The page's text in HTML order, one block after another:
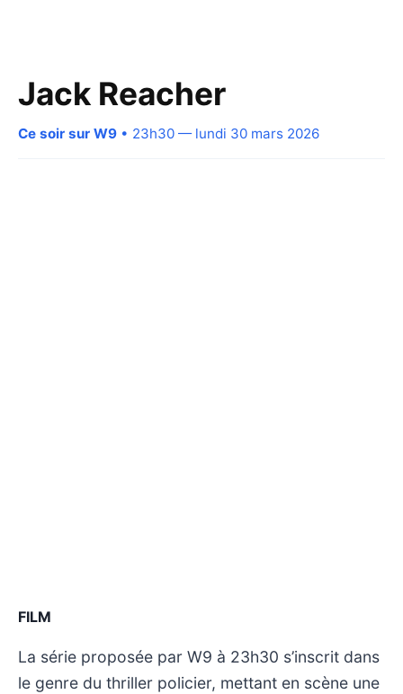
Jack Reacher
Ce soir sur W9 • 23h30 — lundi 30 mars 2026
FILM
La série proposée par W9 à 23h30 s’inscrit dans
le genre du thriller policier, mettant en scène une